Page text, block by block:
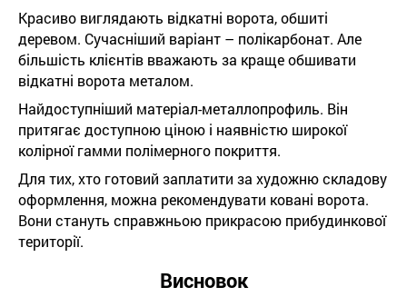
Красиво виглядають відкатні ворота, обшиті
деревом. Сучасніший варіант – полікарбонат. Але
більшість клієнтів вважають за краще обшивати
відкатні ворота металом.
Найдоступніший матеріал-металлопрофиль. Він
притягає доступною ціною і наявністю широкої
колірної гамми полімерного покриття.
Для тих, хто готовий заплатити за художню складову
оформлення, можна рекомендувати ковані ворота.
Вони стануть справжньою прикрасою прибудинкової
території.
Висновок